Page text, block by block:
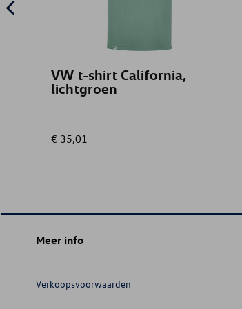
VW t-shirt California,
lichtgroen
€ 35,01
Meer info
Verkoopsvoorwaarden